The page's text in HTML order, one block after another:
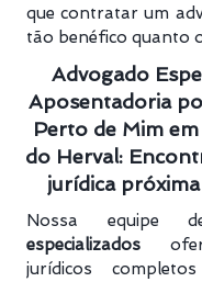
que contratar um
tão benéfico quanto
Advogado
Aposentadoria
Perto de Mim
do Herval:
jurídica próxima
Nossa equipe
especializados
jurídicos